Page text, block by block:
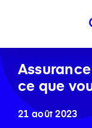
ce que
21 août 2023